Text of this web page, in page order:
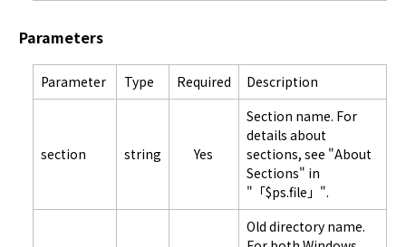
Parameters
Parameter Type Required Description
section string Yes
Section name. For
details about
sections, see "About
Sections" in
"「$ps.file」".
Old directory name.